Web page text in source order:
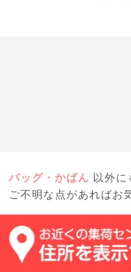
バッグ・かばん 以外に
ご不明な点があればお
送